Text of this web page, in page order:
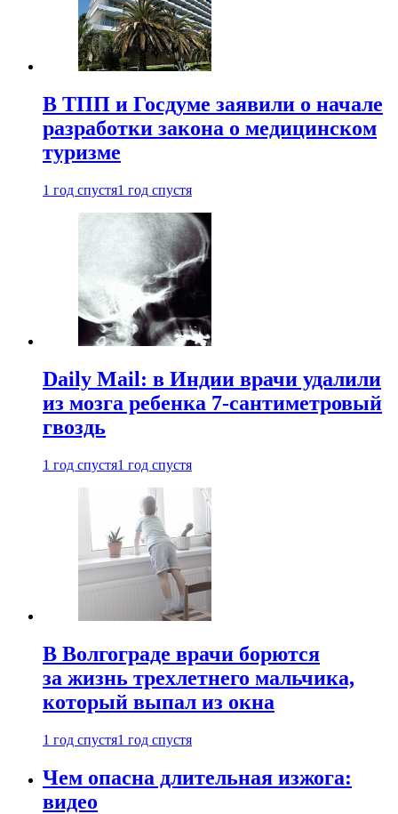
В ТПП и Госдуме заявили о начале
разработки закона о медицинском
туризме
1 год спустя1 год спустя
Daily Mail: в Индии врачи удалили
из мозга ребенка 7-сантиметровый
гвоздь
1 год спустя1 год спустя
В Волгограде врачи борются
за жизнь трехлетнего мальчика,
который выпал из окна
1 год спустя1 год спустя
Чем опасна длительная изжога:
видео